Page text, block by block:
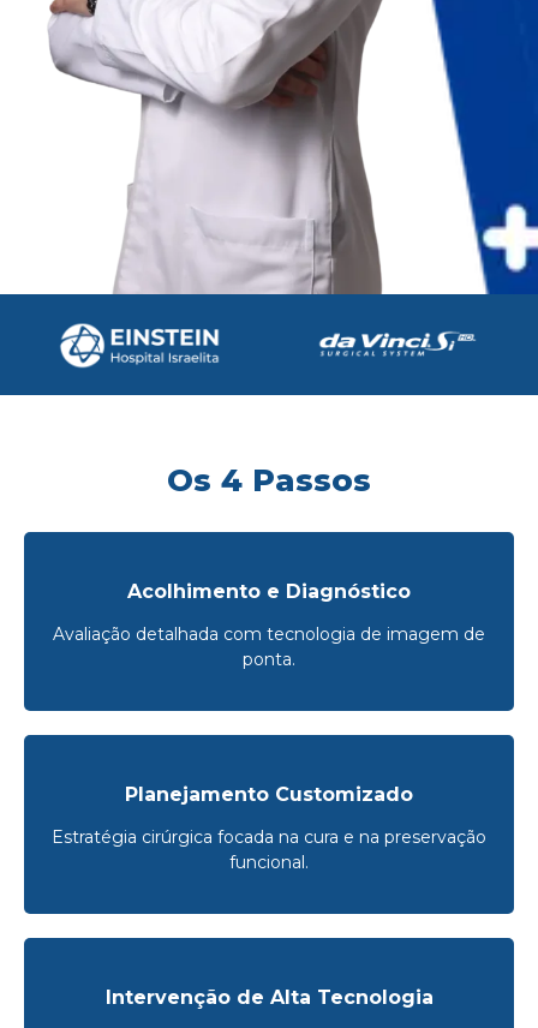
Os 4 Passos
Acolhimento e Diagnóstico
Avaliação detalhada com tecnologia de imagem de
ponta.
Planejamento Customizado
Estratégia cirúrgica focada na cura e na preservação
funcional.
Intervenção de Alta Tecnologia